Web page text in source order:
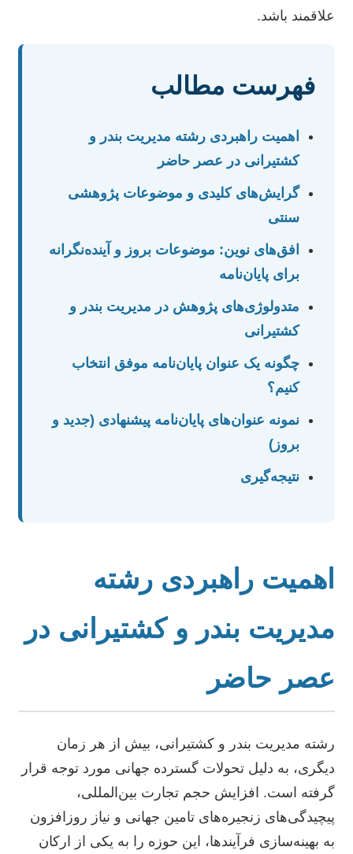
علاقمند باشد.
فهرست مطالب
اهمیت راهبردی رشته مدیریت بندر و
کشتیرانی در عصر حاضر
گرایش‌های کلیدی و موضوعات پژوهشی
سنتی
افق‌های نوین: موضوعات بروز و آینده‌نگرانه
برای پایان‌نامه
متدولوژی‌های پژوهش در مدیریت بندر و
کشتیرانی
چگونه یک عنوان پایان‌نامه موفق انتخاب
کنیم؟
نمونه عنوان‌های پایان‌نامه پیشنهادی (جدید و
بروز)
نتیجه‌گیری
اهمیت راهبردی رشته
مدیریت بندر و کشتیرانی در
عصر حاضر
رشته مدیریت بندر و کشتیرانی، بیش از هر زمان
دیگری، به دلیل تحولات گسترده جهانی مورد توجه قرار
گرفته است. افزایش حجم تجارت بین‌المللی،
پیچیدگی‌های زنجیره‌های تامین جهانی و نیاز روزافزون
به بهینه‌سازی فرآیندها، این حوزه را به یکی از ارکان